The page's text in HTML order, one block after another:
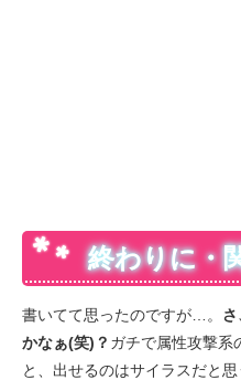
終わりに・
書いてて思ったのですが…。
かなぁ(笑)？ ガチで属性攻撃
と、出せるのはサイラスだと思